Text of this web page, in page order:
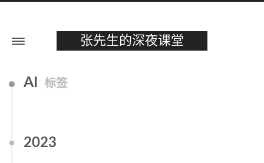
张先生的深夜课堂
AI 标签
2023